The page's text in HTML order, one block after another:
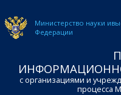
Министерство науки и
Федерации
с организациями и
процесса